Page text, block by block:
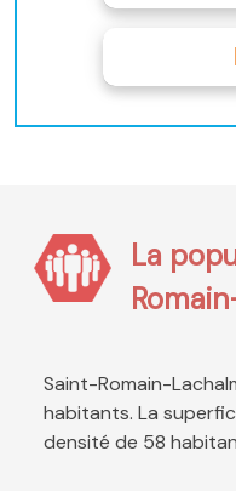
La
Saint-Romain-
habitants. La
densité de 58